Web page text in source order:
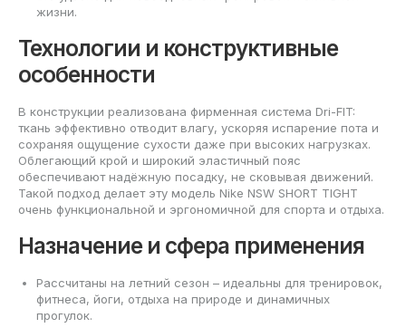
жизни.
Технологии и конструктивные
особенности
В конструкции реализована фирменная система Dri-FIT:
ткань эффективно отводит влагу, ускоряя испарение пота и
сохраняя ощущение сухости даже при высоких нагрузках.
Облегающий крой и широкий эластичный пояс
обеспечивают надёжную посадку, не сковывая движений.
Такой подход делает эту модель Nike NSW SHORT TIGHT
очень функциональной и эргономичной для спорта и отдыха.
Назначение и сфера применения
Рассчитаны на летний сезон – идеальны для тренировок,
фитнеса, йоги, отдыха на природе и динамичных
прогулок.